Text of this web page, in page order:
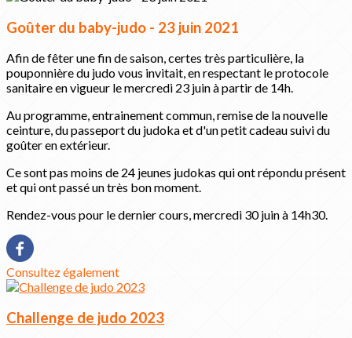
Goûter du baby-judo - 23 juin 2021
Afin de fêter une fin de saison, certes très particulière, la
pouponnière du judo vous invitait, en respectant le protocole
sanitaire en vigueur le mercredi 23 juin à partir de 14h.
Au programme, entrainement commun, remise de la nouvelle
ceinture, du passeport du judoka et d'un petit cadeau suivi du
goûter en extérieur.
Ce sont pas moins de 24 jeunes judokas qui ont répondu présent
et qui ont passé un très bon moment.
Rendez-vous pour le dernier cours, mercredi 30 juin à 14h30.
Consultez également
Challenge de judo 2023